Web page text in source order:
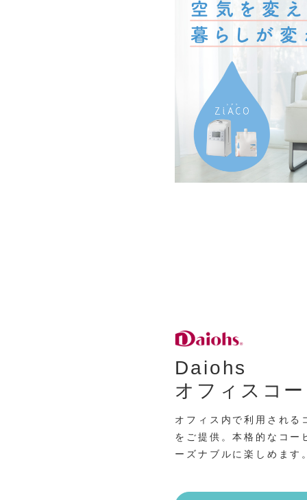
Daiohs
オフィスコ
オフィス内で利用される
をご提供。本格的なコー
ーズナブルに楽しめます